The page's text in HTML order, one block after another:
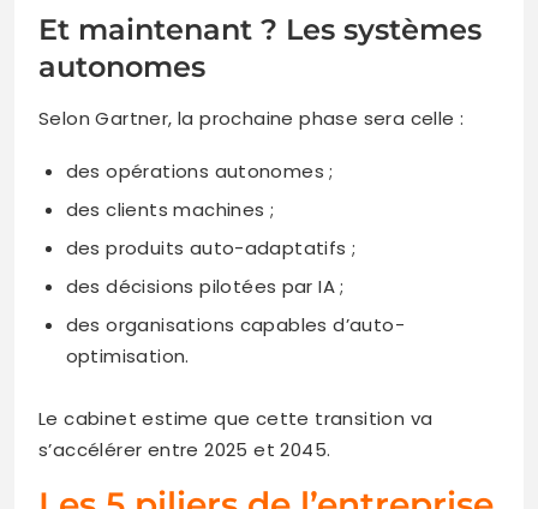
Et maintenant ? Les systèmes
autonomes
Selon Gartner, la prochaine phase sera celle :
des opérations autonomes ;
des clients machines ;
des produits auto-adaptatifs ;
des décisions pilotées par IA ;
des organisations capables d’auto-
optimisation.
Le cabinet estime que cette transition va
s’accélérer entre 2025 et 2045.